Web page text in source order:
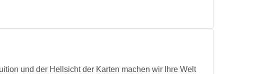
und der Hellsicht der Karten machen wir Ihre Welt